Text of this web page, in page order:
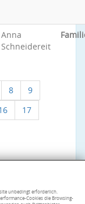
Anna
Schneidereit
8
9
17
unbedingt erforderlich.
Cookies die Browsing-